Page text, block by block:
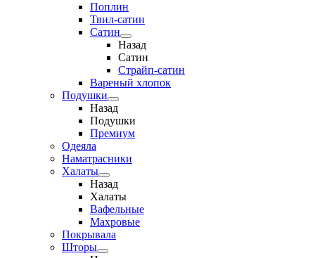
Поплин
Твил-сатин
Сатин
Назад
Сатин
Страйп-сатин
Вареный хлопок
Подушки
Назад
Подушки
Премиум
Одеяла
Наматрасники
Халаты
Назад
Халаты
Вафельные
Махровые
Покрывала
Шторы